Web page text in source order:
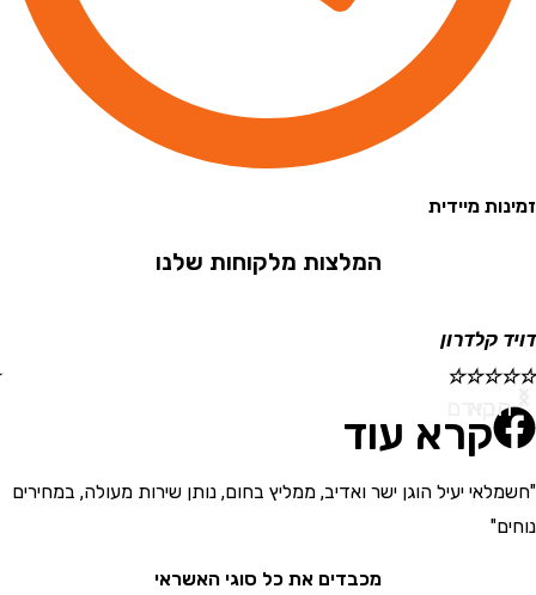
מיידית
המלצות מלקוחות שלנו
☆
☆
קרא עוד
יעיל הוגן ישר ואדיב, ממליץ בחום, נותן שירות מעולה, במחירים
מכבדים את כל סוגי האשראי